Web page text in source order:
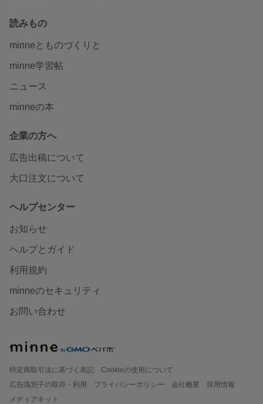
読みもの
minneとものづくりと
minne学習帖
ニュース
minneの本
企業の方へ
広告出稿について
大口注文について
ヘルプセンター
お知らせ
ヘルプとガイド
利用規約
minneのセキュリティ
お問い合わせ
特定商取引法に基づく表記
Cookieの使用について
広告識別子の取得・利用
プライバシーポリシー 会社概要
採用情報
メディアキット